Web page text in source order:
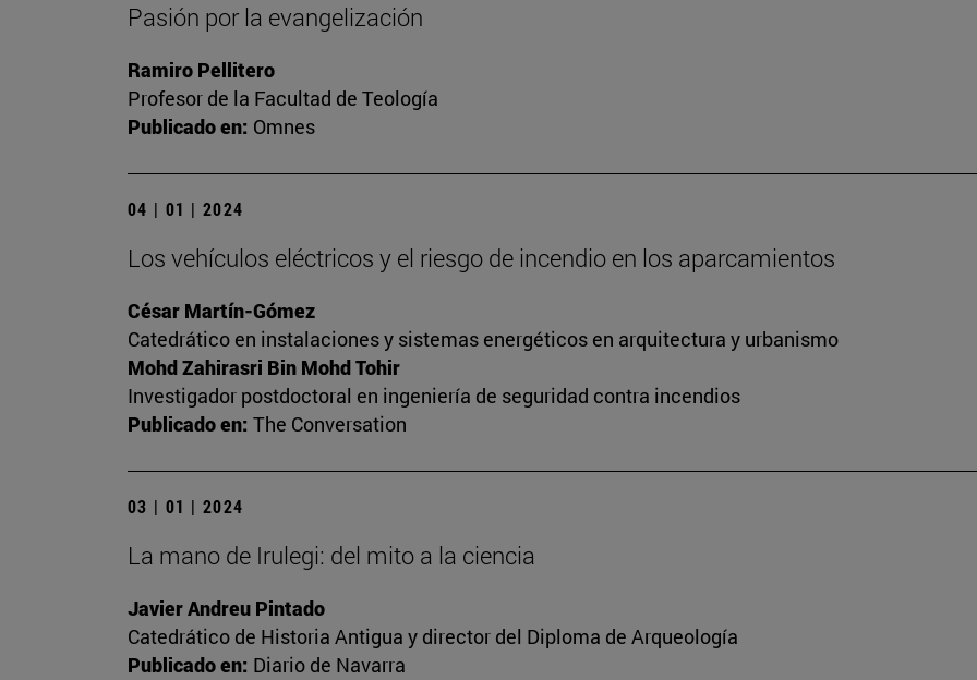
Pasión por la evangelización
Ramiro Pellitero
Profesor de la Facultad de Teología
Publicado en: Omnes
04 | 01 | 2024
Los vehículos eléctricos y el riesgo de incendio en los aparcamientos
César Martín-Gómez
Catedrático en instalaciones y sistemas energéticos en arquitectura y urbanismo
Mohd Zahirasri Bin Mohd Tohir
Investigador postdoctoral en ingeniería de seguridad contra incendios
Publicado en: The Conversation
03 | 01 | 2024
La mano de Irulegi: del mito a la ciencia
Javier Andreu Pintado
Catedrático de Historia Antigua y director del Diploma de Arqueología
Publicado en: Diario de Navarra